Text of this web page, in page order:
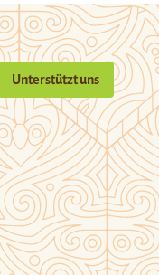
Unterstützt uns